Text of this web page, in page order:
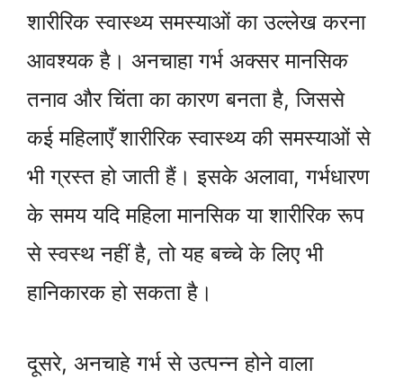
शारीरिक स्वास्थ्य समस्याओं का उल्लेख करना
आवश्यक है। अनचाहा गर्भ अक्सर मानसिक
तनाव और चिंता का कारण बनता है, जिससे
कई महिलाएँ शारीरिक स्वास्थ्य की समस्याओं से
भी ग्रस्त हो जाती हैं। इसके अलावा, गर्भधारण
के समय यदि महिला मानसिक या शारीरिक रूप
से स्वस्थ नहीं है, तो यह बच्चे के लिए भी
हानिकारक हो सकता है।
दूसरे, अनचाहे गर्भ से उत्पन्न होने वाला